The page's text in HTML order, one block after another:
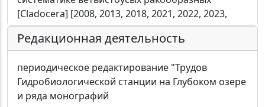
[Cladocera] [2008, 2013, 2018, 2021, 2022, 2023,
Редакционная деятельность
периодическое редактирование "Трудов
Гидробиологической станции на Глубоком озере
и ряда монографий